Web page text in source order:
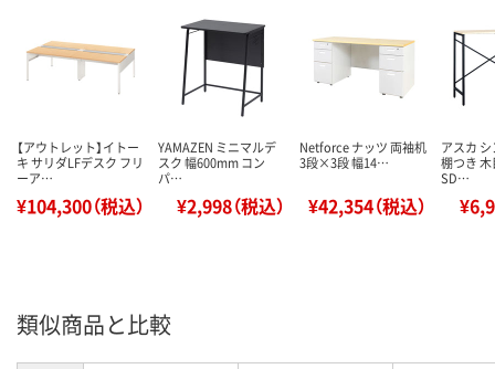
【アウトレット】イトー
キ サリダLFデスク フリ
ーア…
¥104,300（税込）
YAMAZEN ミニマルデ
スク 幅600mm コン
パ…
¥2,998（税込）
Netforce ナッツ 両袖机
3段×3段 幅14…
¥42,354（税込）
アスカ
棚つき
SD…
類似商品と比較